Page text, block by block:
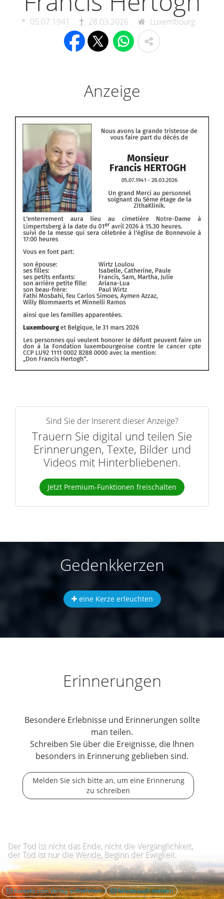
05.07.1941 28.03.2026 Luxembourg
Anzeige
Sind Sie der Inserent dieser Anzeige?
Trauern Sie digital und teilen Sie
Erinnerungen, Texte, Bilder und
Videos mit Hinterbliebenen.
Jetzt Premium-Funktionen freischalten
Gedenkkerzen
eine Kerze erleuchten
Erinnerungen
Besondere Erlebnisse und Erinnerungen sollte
man teilen.
Schreiben Sie über die Ereignisse, die Ihnen
besonders in Erinnerung geblieben sind.
Melden Sie sich bitte an, um eine Erinnerung
zu schreiben
Der Tod ist nicht das Ende, nicht die Vergänglichkeit,
der Tod ist nur die Wende, Beginn der Ewigkeit.
Kontakt zum Verlag aufnehmen Missbrauch melden